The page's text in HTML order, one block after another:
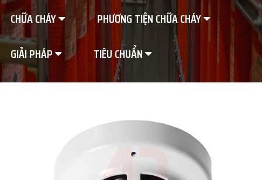
CHỮA CHÁY
PHƯƠNG TIỆN CHỮA CHÁY
GIẢI PHÁP
TIÊU CHUẨN